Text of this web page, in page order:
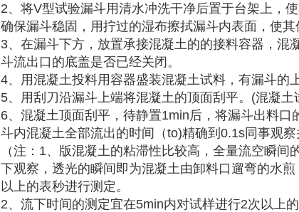
2、将V型试验漏斗用清水冲洗干净后置于台架上，
确保漏斗稳固，用拧过的湿布擦拭漏斗内表面，使其
3、在漏斗下方，放置承接混凝土的的接料容器，混
斗流出口的底盖是否已经关闭。
4、用混凝土投料用容器盛装混凝土试料，有漏斗的
5、用刮刀沿漏斗上端将混凝土的顶面刮平。(混凝土
6、混凝土顶面刮平，待静置1min后，将漏斗出料
斗内混凝土全部流出的时间（to)精确到0.1s同事观察
（注：1、版混凝土的粘滞性比较高，全量流空瞬间
下观察，透光的瞬间即为混凝土由卸料口遛弯的水
以上的表秒进行测定。
2、流下时间的测定宜在5min内对试样进行2次以上